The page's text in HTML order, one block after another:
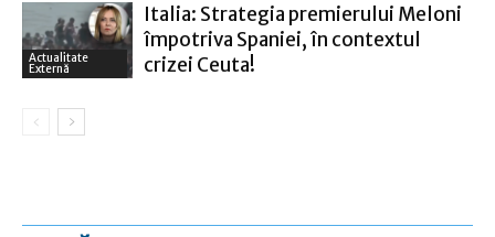
Actualitate
Externă
Italia: Strategia premierului Meloni
împotriva Spaniei, în contextul
crizei Ceuta!